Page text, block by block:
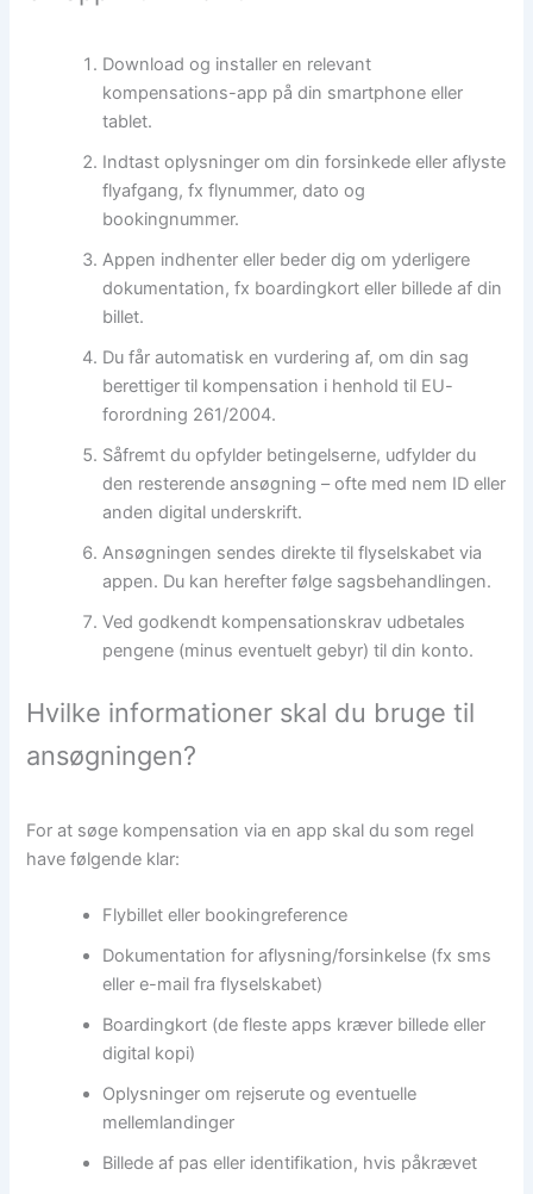
Download og installer en relevant
kompensations-app på din smartphone eller
tablet.
Indtast oplysninger om din forsinkede eller aflyste
flyafgang, fx flynummer, dato og
bookingnummer.
Appen indhenter eller beder dig om yderligere
dokumentation, fx boardingkort eller billede af din
billet.
Du får automatisk en vurdering af, om din sag
berettiger til kompensation i henhold til EU-
forordning 261/2004.
Såfremt du opfylder betingelserne, udfylder du
den resterende ansøgning – ofte med nem ID eller
anden digital underskrift.
Ansøgningen sendes direkte til flyselskabet via
appen. Du kan herefter følge sagsbehandlingen.
Ved godkendt kompensationskrav udbetales
pengene (minus eventuelt gebyr) til din konto.
Hvilke informationer skal du bruge til
ansøgningen?
For at søge kompensation via en app skal du som regel
have følgende klar:
Flybillet eller bookingreference
Dokumentation for aflysning/forsinkelse (fx sms
eller e-mail fra flyselskabet)
Boardingkort (de fleste apps kræver billede eller
digital kopi)
Oplysninger om rejserute og eventuelle
mellemlandinger
Billede af pas eller identifikation, hvis påkrævet